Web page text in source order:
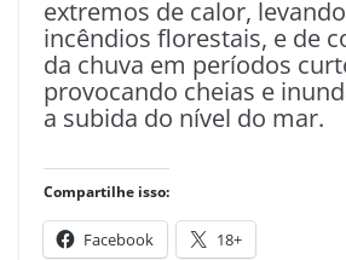
extremos de calor,
incêndios florestais, e de
da chuva em períodos
provocando cheias e
a subida do nível do mar.
Compartilhe isso:
Facebook 18+